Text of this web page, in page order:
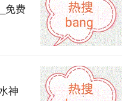
免费
神